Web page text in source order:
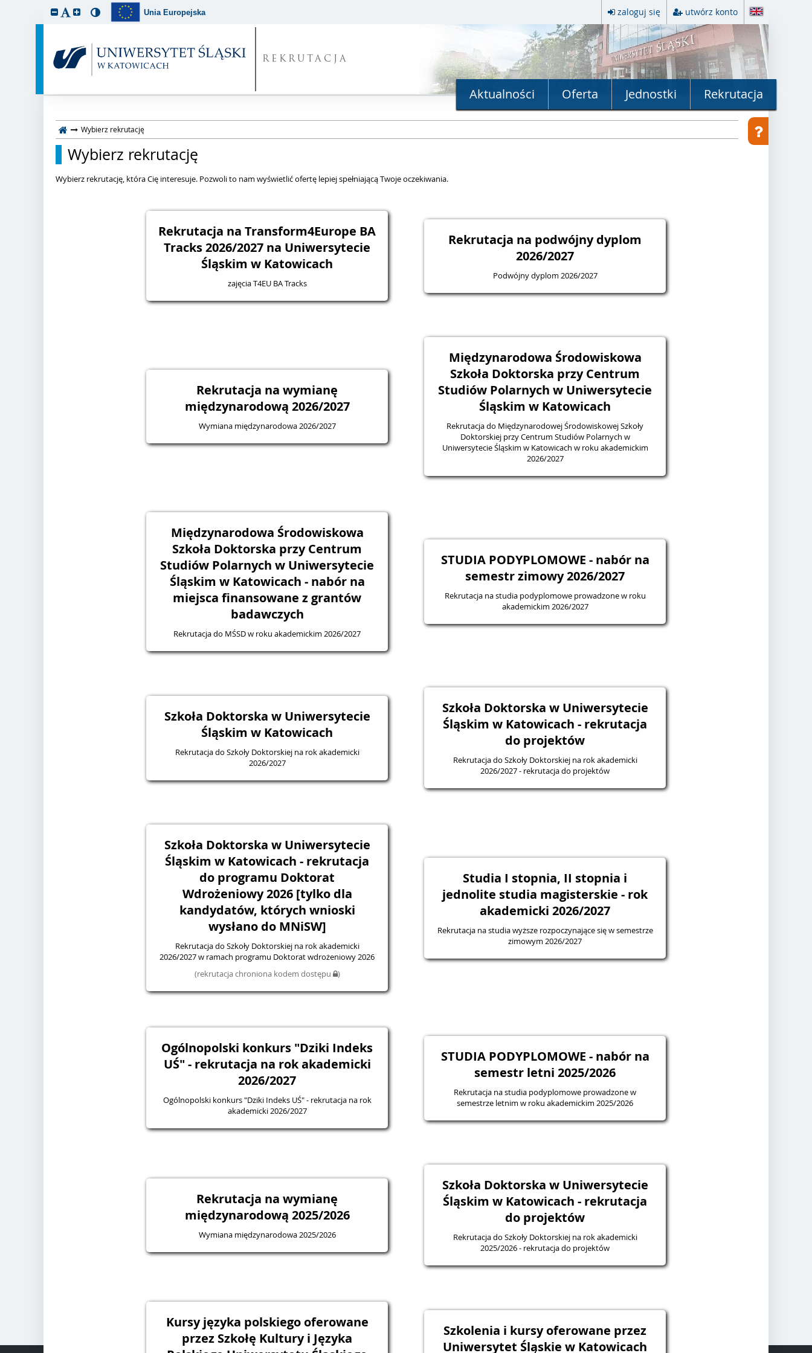
Unia Europejska zaloguj się utwórz konto
REKRUTACJA
Aktualności Oferta Jednostki Rekrutacja
Wybierz rekrutację
Wybierz rekrutację
Wybierz rekrutację, która Cię interesuje. Pozwoli to nam wyświetlić ofertę lepiej spełniającą Twoje oczekiwania.
Rekrutacja na Transform4Europe BA
Tracks 2026/2027 na Uniwersytecie
Śląskim w Katowicach
zajęcia T4EU BA Tracks
Rekrutacja na podwójny dyplom
2026/2027
Podwójny dyplom 2026/2027
Rekrutacja na wymianę
międzynarodową 2026/2027
Wymiana międzynarodowa 2026/2027
Międzynarodowa Środowiskowa
Szkoła Doktorska przy Centrum
Studiów Polarnych w Uniwersytecie
Śląskim w Katowicach
Rekrutacja do Międzynarodowej Środowiskowej Szkoły
Doktorskiej przy Centrum Studiów Polarnych w
Uniwersytecie Śląskim w Katowicach w roku akademickim
2026/2027
Międzynarodowa Środowiskowa
Szkoła Doktorska przy Centrum
Studiów Polarnych w Uniwersytecie
Śląskim w Katowicach - nabór na
miejsca finansowane z grantów
badawczych
Rekrutacja do MŚSD w roku akademickim 2026/2027
STUDIA PODYPLOMOWE - nabór na
semestr zimowy 2026/2027
Rekrutacja na studia podyplomowe prowadzone w roku
akademickim 2026/2027
Szkoła Doktorska w Uniwersytecie
Śląskim w Katowicach
Rekrutacja do Szkoły Doktorskiej na rok akademicki
2026/2027
Szkoła Doktorska w Uniwersytecie
Śląskim w Katowicach - rekrutacja
do projektów
Rekrutacja do Szkoły Doktorskiej na rok akademicki
2026/2027 - rekrutacja do projektów
Szkoła Doktorska w Uniwersytecie
Śląskim w Katowicach - rekrutacja
do programu Doktorat
Wdrożeniowy 2026 [tylko dla
kandydatów, których wnioski
wysłano do MNiSW]
Rekrutacja do Szkoły Doktorskiej na rok akademicki
2026/2027 w ramach programu Doktorat wdrożeniowy 2026
(rekrutacja chroniona kodem dostępu
)
Studia I stopnia, II stopnia i
jednolite studia magisterskie - rok
akademicki 2026/2027
Rekrutacja na studia wyższe rozpoczynające się w semestrze
zimowym 2026/2027
Ogólnopolski konkurs "Dziki Indeks
UŚ" - rekrutacja na rok akademicki
2026/2027
Ogólnopolski konkurs "Dziki Indeks UŚ" - rekrutacja na rok
akademicki 2026/2027
STUDIA PODYPLOMOWE - nabór na
semestr letni 2025/2026
Rekrutacja na studia podyplomowe prowadzone w
semestrze letnim w roku akademickim 2025/2026
Rekrutacja na wymianę
międzynarodową 2025/2026
Wymiana międzynarodowa 2025/2026
Szkoła Doktorska w Uniwersytecie
Śląskim w Katowicach - rekrutacja
do projektów
Rekrutacja do Szkoły Doktorskiej na rok akademicki
2025/2026 - rekrutacja do projektów
Kursy języka polskiego oferowane
przez Szkołę Kultury i Języka
Szkolenia i kursy oferowane przez
Uniwersytet Śląskie w Katowicach